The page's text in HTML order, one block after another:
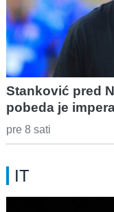
Stanković pred
pobeda je
pre 8 sati
IT